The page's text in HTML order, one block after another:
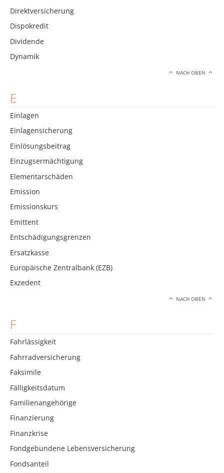
Direktversicherung
Dispokredit
Dividende
Dynamik
NACH OBEN
E
Einlagen
Einlagensicherung
Einlösungsbeitrag
Einzugsermächtigung
Elementarschäden
Emission
Emissionskurs
Emittent
Entschädigungsgrenzen
Ersatzkasse
Europäische Zentralbank (EZB)
Exzedent
NACH OBEN
F
Fahrlässigkeit
Fahrradversicherung
Faksimile
Fälligkeitsdatum
Familienangehörige
Finanzierung
Finanzkrise
Fondgebundene Lebensversicherung
Fondsanteil